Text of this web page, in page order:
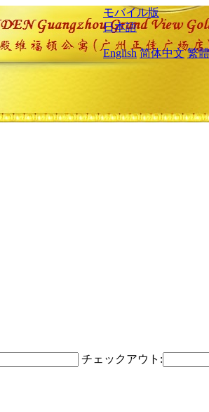
モバイル版
日本語
English 简体中文 繁
チェックアウト: